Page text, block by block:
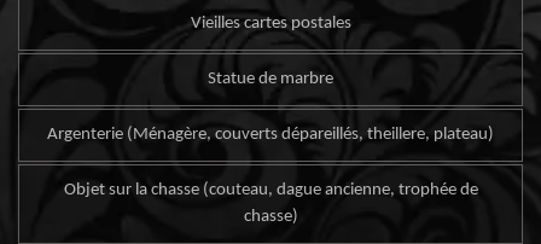
Vieilles cartes postales
Statue de marbre
Argenterie (Ménagère, couverts dépareillés, theillere, plateau)
Objet sur la chasse (couteau, dague ancienne, trophée de
chasse)